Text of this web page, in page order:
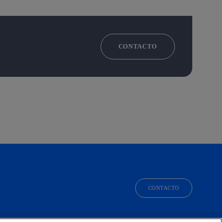
CONTACTO
youtube
CONTACTO